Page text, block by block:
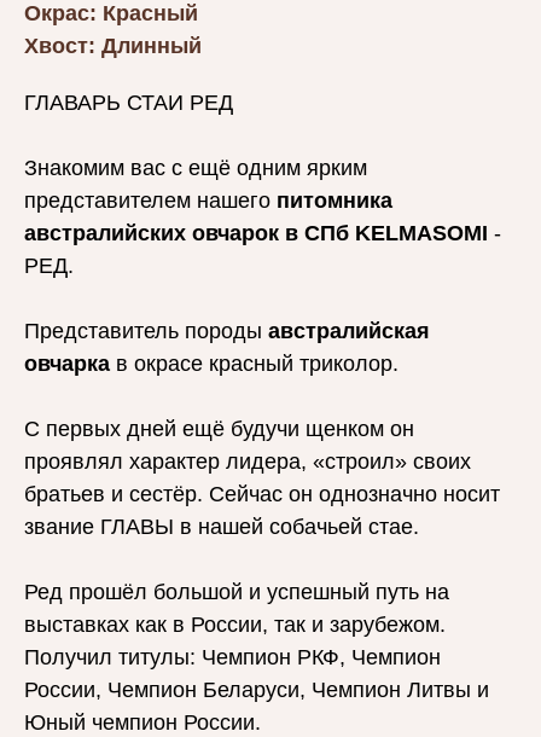
Окрас: Красный
Хвост: Длинный
ГЛАВАРЬ СТАИ РЕД
Знакомим вас с ещё одним ярким
представителем нашего питомника
австралийских овчарок в СПб KELMASOMI -
РЕД.
Представитель породы австралийская
овчарка в окрасе красный триколор.
С первых дней ещё будучи щенком он
проявлял характер лидера, «строил» своих
братьев и сестёр. Сейчас он однозначно носит
звание ГЛАВЫ в нашей собачьей стае.
Ред прошёл большой и успешный путь на
выставках как в России, так и зарубежом.
Получил титулы: Чемпион РКФ, Чемпион
России, Чемпион Беларуси, Чемпион Литвы и
Юный чемпион России.